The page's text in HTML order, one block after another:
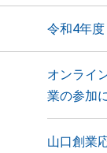
令和4年
オンライ
業の参加
山口創業